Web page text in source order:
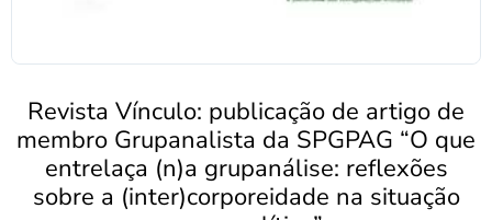
Revista Vínculo: publicação de artigo de
membro Grupanalista da SPGPAG “O que
entrelaça (n)a grupanálise: reflexões
sobre a (inter)corporeidade na situação